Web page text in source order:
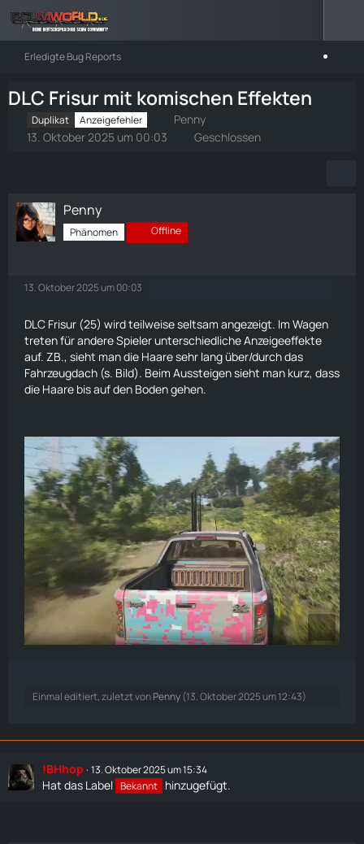
Erledigte Bug Reports
DLC Frisur mit komischen Effekten
Duplikat Anzeigefehler
Penny
13. Oktober 2025 um 00:03
Geschlossen
Penny
Phänomen Offline
13. Oktober 2025 um 00:03
DLC Frisur (25) wird teilweise seltsam angezeigt. Im Wagen
treten für andere Spieler unterschiedliche Anzeigeeffekte
auf. ZB., sieht man die Haare sehr lang über/durch das
Fahrzeugdach (s. Bild). Beim Aussteigen sieht man kurz, dass
die Haare bis auf den Boden gehen.
Einmal editiert, zuletzt vonPenny(13. Oktober 2025 um 12:43)
!BHhop 13. Oktober 2025 um 15:34
Hat das Label Bekannt hinzugefügt.